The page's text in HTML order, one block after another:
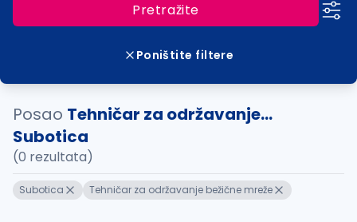
Pretražite
Poništite filtere
Posao Tehničar za održavanje...
Subotica
(0 rezultata)
Subotica Tehničar za održavanje bežične mreže